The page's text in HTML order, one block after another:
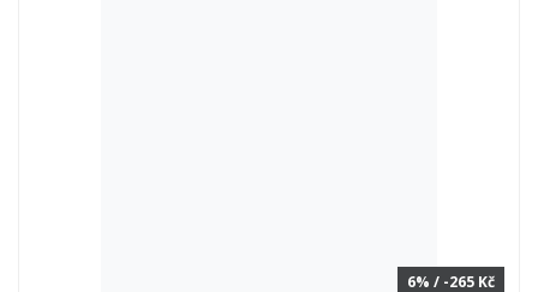
6% / -265 Kč